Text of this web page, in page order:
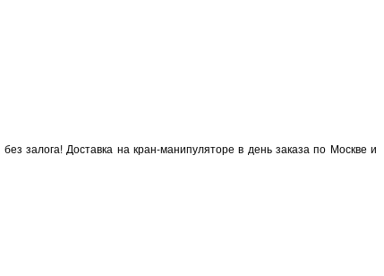
залога! Доставка на кран-манипуляторе в день заказа по Москве и